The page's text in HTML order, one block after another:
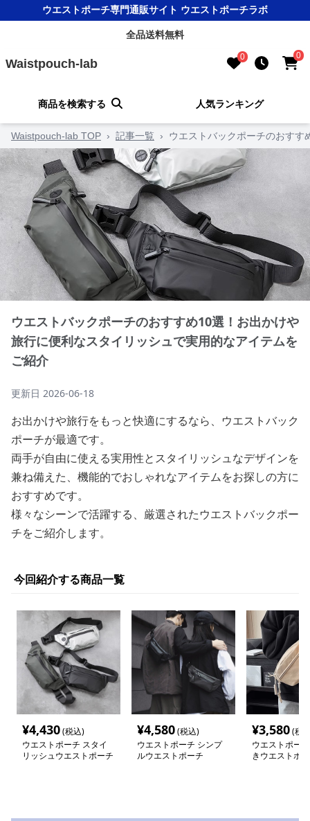
ウエストポーチ専門通販サイト ウエストポーチラボ
全品送料無料
Waistpouch-lab 0 0
商品を検索する 人気ランキング
Waistpouch-lab TOP › 記事一覧 › ウエストバックポーチのおすす
ウエストバックポーチのおすすめ10選！お出かけや
旅行に便利なスタイリッシュで実用的なアイテムを
ご紹介
更新日 2026-06-18
お出かけや旅行をもっと快適にするなら、ウエストバック
ポーチが最適です。
両手が自由に使える実用性とスタイリッシュなデザインを
兼ね備えた、機能的でおしゃれなアイテムをお探しの方に
おすすめです。
様々なシーンで活躍する、厳選されたウエストバックポー
チをご紹介します。
今回紹介する商品一覧
¥4,430(税込)
ウエストポーチ スタイ
リッシュウエストポーチ
¥4,580(税込)
ウエストポーチ シンプ
ルウエストポーチ
¥3,580(税
ウエストポー
きウエストポ